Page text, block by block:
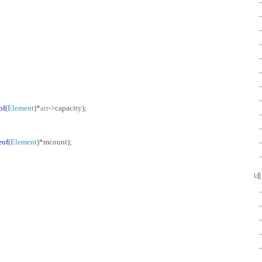
(Element)*arr->capacity);
(Element)*mcount);